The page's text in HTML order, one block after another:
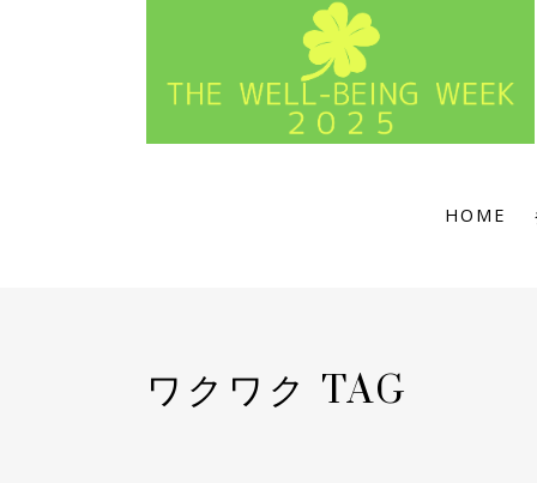
HOME
ワクワク TAG